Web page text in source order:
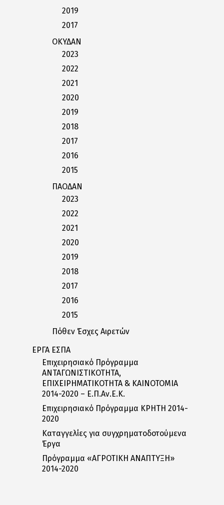
2019
2017
ΟΚΥΔΑΝ
2023
2022
2021
2020
2019
2018
2017
2016
2015
ΠΑΟΔΑΝ
2023
2022
2021
2020
2019
2018
2017
2016
2015
Πόθεν Έσχες Αιρετών
ΕΡΓΑ ΕΣΠΑ
Επιχειρησιακό Πρόγραμμα
ΑΝΤΑΓΩΝΙΣΤΙΚΟΤΗΤΑ,
ΕΠΙΧΕΙΡΗΜΑΤΙΚΟΤΗΤΑ & ΚΑΙΝΟΤΟΜΙΑ
2014-2020 – Ε.Π.Αν.Ε.Κ.
Επιχειρησιακό Πρόγραμμα ΚΡΗΤΗ 2014-
2020
Καταγγελίες για συγχρηματοδοτούμενα
Έργα
Πρόγραμμα «ΑΓΡΟΤΙΚΗ ΑΝΑΠΤΥΞΗ»
2014-2020